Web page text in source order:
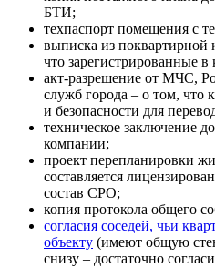
БТИ;
техпаспорт помещения с
выписка из поквартирной
что зарегистрированные в
акт-разрешение от МЧС,
служб города – о том, что
и безопасности для
техническое заключение
компании;
проект перепланировки
составляется
состав СРО;
копия протокола общего
согласия соседей, чьи
объекту (имеют общую
снизу – достаточно